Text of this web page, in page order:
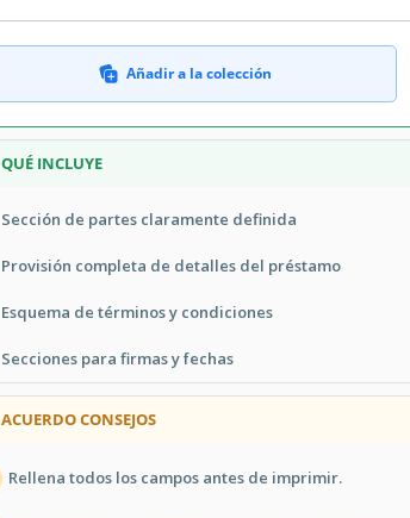
Añadir a la colección
QUÉ INCLUYE
Sección de partes claramente definida
Provisión completa de detalles del préstamo
Esquema de términos y condiciones
Secciones para firmas y fechas
ACUERDO CONSEJOS
Rellena todos los campos antes de imprimir.